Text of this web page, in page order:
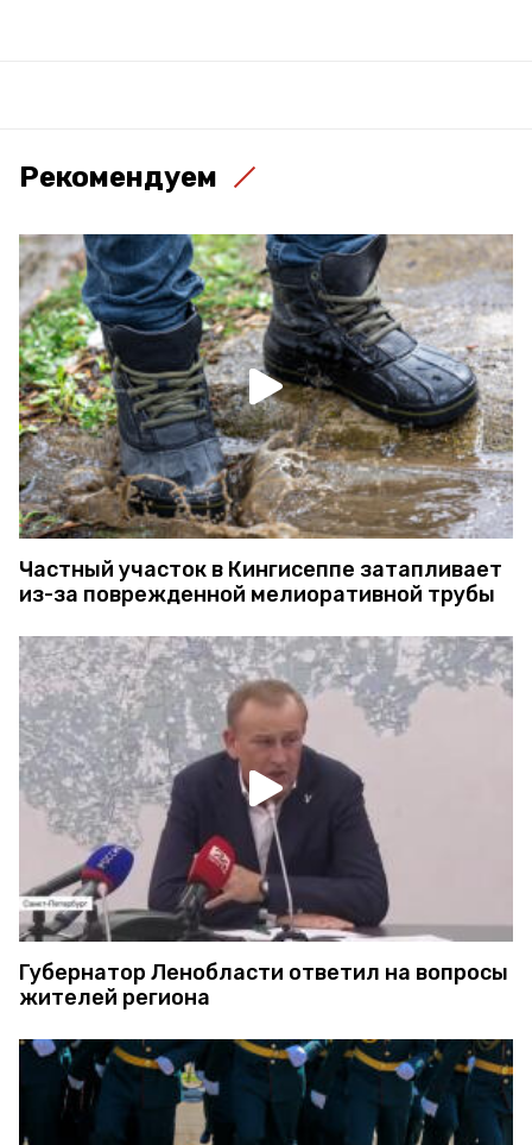
Рекомендуем
Частный участок в Кингисеппе затапливает
из-за поврежденной мелиоративной трубы
Губернатор Ленобласти ответил на вопросы
жителей региона